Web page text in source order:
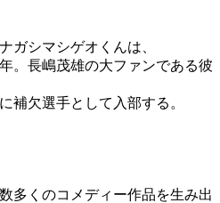
ガシマシゲオくんは、
。長嶋茂雄の大ファンである彼
補欠選手として入部する。
多くのコメディー作品を生み出